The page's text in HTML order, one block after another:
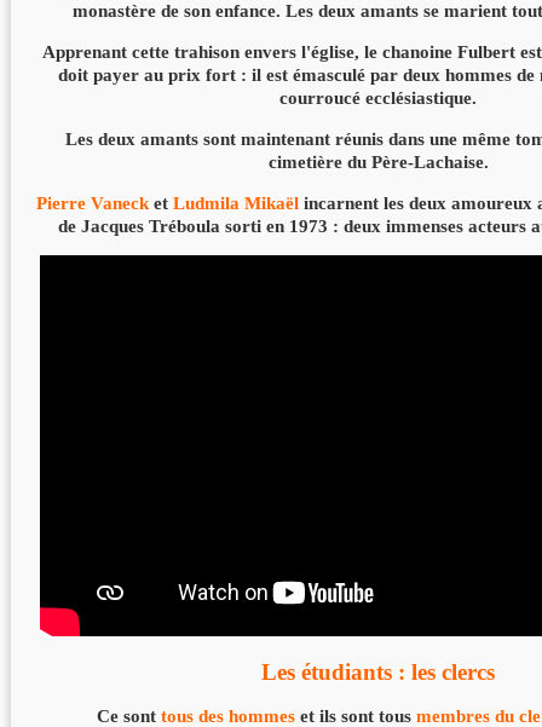
monastère de son enfance. Les deux amants se marient
Apprenant cette trahison envers l'église, le chanoine Fulbert
doit payer au prix fort : il est émasculé par deux hommes de
courroucé ecclésiastique.
Les deux amants sont maintenant réunis dans une même
cimetière du Père-Lachaise.
Pierre Vaneck etLudmila Mikaël incarnent les deux amoureux
de Jacques Tréboula sorti en 1973 : deux immenses acteurs
Les étudiants : les clercs
Ce sonttous des hommes et ils sont tousmembres du